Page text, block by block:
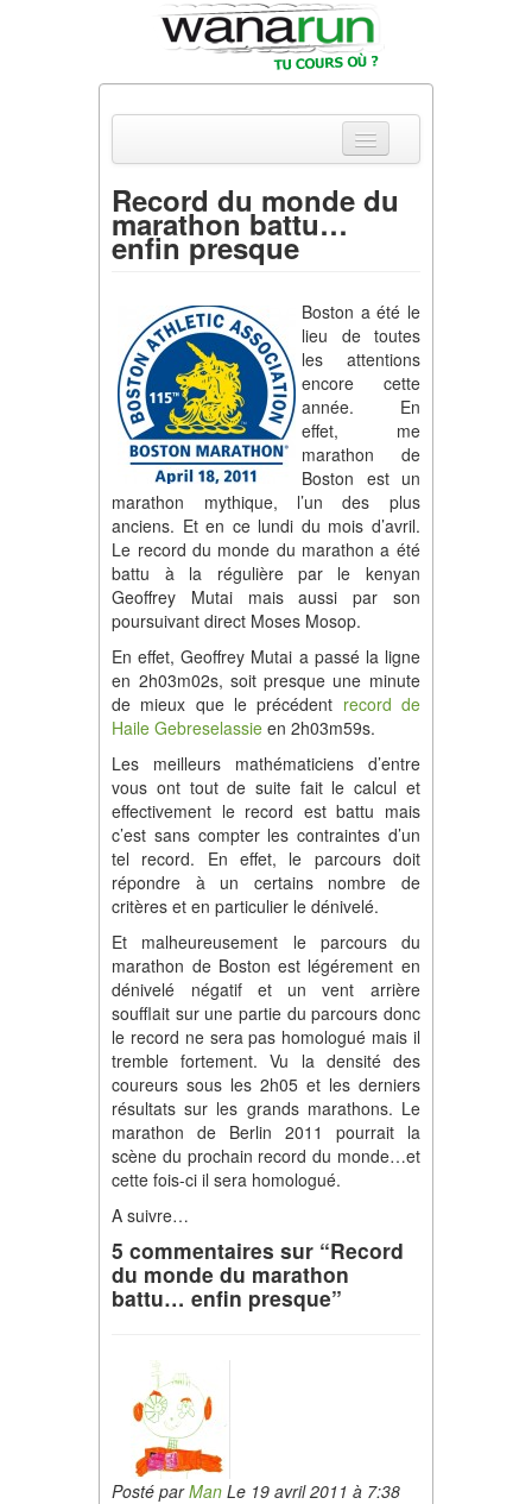
Actualités
Parcours & Courses
Outils & Réseaux
Record du monde du
marathon battu…
enfin presque
Boston a été le
lieu de toutes
les attentions
encore cette
année. En
effet, me
marathon de
Boston est un
marathon mythique, l’un des plus
anciens. Et en ce lundi du mois d’avril.
Le record du monde du marathon a été
battu à la régulière par le kenyan
Geoffrey Mutai mais aussi par son
poursuivant direct Moses Mosop.
En effet, Geoffrey Mutai a passé la ligne
en 2h03m02s, soit presque une minute
de mieux que le précédent record de
Haile Gebreselassie en 2h03m59s.
Les meilleurs mathématiciens d’entre
vous ont tout de suite fait le calcul et
effectivement le record est battu mais
c’est sans compter les contraintes d’un
tel record. En effet, le parcours doit
répondre à un certains nombre de
critères et en particulier le dénivelé.
Et malheureusement le parcours du
marathon de Boston est légérement en
dénivelé négatif et un vent arrière
soufflait sur une partie du parcours donc
le record ne sera pas homologué mais il
tremble fortement. Vu la densité des
coureurs sous les 2h05 et les derniers
résultats sur les grands marathons. Le
marathon de Berlin 2011 pourrait la
scène du prochain record du monde…et
cette fois-ci il sera homologué.
A suivre…
5 commentaires sur “Record
du monde du marathon
battu… enfin presque”
Posté parMan Le 19 avril 2011 à 7:38